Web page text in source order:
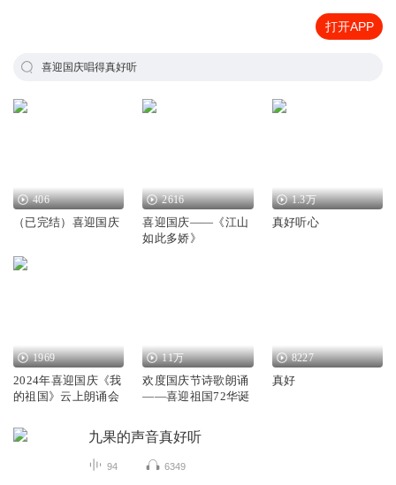
打开APP
喜迎国庆唱得真好听
406
（已完结）喜迎国庆
2616
喜迎国庆——《江山
如此多娇》
1.3万
真好听心
1969
2024年喜迎国庆《我
的祖国》云上朗诵会
11万
欢度国庆节诗歌朗诵
——喜迎祖国72华诞
8227
真好
九果的声音真好听
94 6349